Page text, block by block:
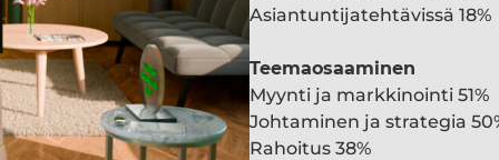
Asiantuntijatehtävissä 18%
Teemaosaaminen
Myynti ja markkinointi 51%
Johtaminen ja strategia
Rahoitus 38%